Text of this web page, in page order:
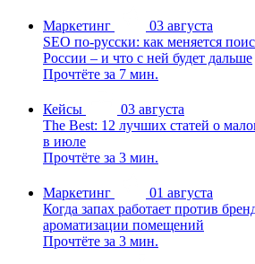
Маркетинг
03 августа
SEO по-русски: как меняется
России – и что с ней будет дальше
Прочтёте за 7 мин.
Кейсы
03 августа
The Best: 12 лучших статей о
в июле
Прочтёте за 3 мин.
Маркетинг
01 августа
Когда запах работает против
ароматизации помещений
Прочтёте за 3 мин.